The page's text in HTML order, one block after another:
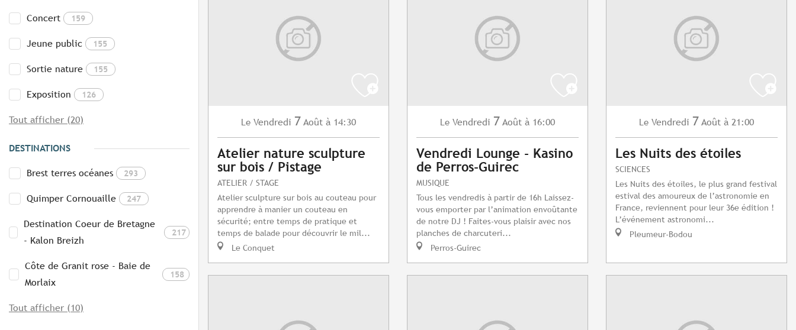
Concert 159
Jeune public 155
Sortie nature 155
Exposition 126
Tout afficher (20)
DESTINATIONS
Brest terres océanes 293
Quimper Cornouaille 247
Destination Coeur de Bretagne
- Kalon Breizh
217
Côte de Granit rose - Baie de
Morlaix
158
Tout afficher (10)
Le Vendredi 7 Août à 14:30
Atelier nature sculpture
sur bois / Pistage
ATELIER / STAGE
Atelier sculpture sur bois au couteau pour
apprendre à manier un couteau en
sécurité; entre temps de pratique et
temps de balade pour découvrir le mil...
Le Conquet
Le Vendredi 7 Août à 16:00
Vendredi Lounge - Kasino
de Perros-Guirec
MUSIQUE
Tous les vendredis à partir de 16h Laissez-
vous emporter par l’animation envoûtante
de notre DJ ! Faites-vous plaisir avec nos
planches de charcuteri...
Perros-Guirec
Le Vendredi 7 Août à 21:00
Les Nuits des étoiles
SCIENCES
Les Nuits des étoiles, le plus grand festival
estival des amoureux de l’astronomie en
France, reviennent pour leur 36e édition !
L’événement astronomi...
Pleumeur-Bodou